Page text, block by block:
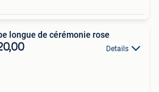
longue de cérémonie rose
Details